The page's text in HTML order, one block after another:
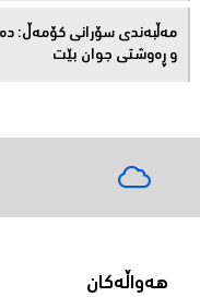
مەڵبەندى سۆرانى کۆمەڵ:
و ڕەوشتى جوان بێت
هەواڵەکان